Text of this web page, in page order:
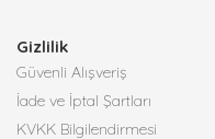
Gizlilik
Güvenli Alışveriş
İade ve İptal Şartları
KVKK Bilgilendirmesi